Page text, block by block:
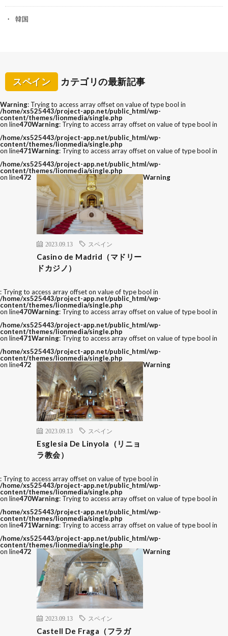
韓国
スペイン カテゴリの最新記事
Warning: Trying to access array offset on value of type bool in
/home/xs525443/project-app.net/public_html/wp-
content/themes/lionmedia/single.php
on line470Warning: Trying to access array offset on value of type bool in
/home/xs525443/project-app.net/public_html/wp-
content/themes/lionmedia/single.php
on line471Warning: Trying to access array offset on value of type bool in
/home/xs525443/project-app.net/public_html/wp-
content/themes/lionmedia/single.php
on line472
2023.09.13 スペイン
Casino de Madrid（マドリー
ドカジノ）
Warning
: Trying to access array offset on value of type bool in
/home/xs525443/project-app.net/public_html/wp-
content/themes/lionmedia/single.php
on line470Warning: Trying to access array offset on value of type bool in
/home/xs525443/project-app.net/public_html/wp-
content/themes/lionmedia/single.php
on line471Warning: Trying to access array offset on value of type bool in
/home/xs525443/project-app.net/public_html/wp-
content/themes/lionmedia/single.php
on line472
2023.09.13 スペイン
Esglesia De Linyola（リニョ
ラ教会）
Warning
: Trying to access array offset on value of type bool in
/home/xs525443/project-app.net/public_html/wp-
content/themes/lionmedia/single.php
on line470Warning: Trying to access array offset on value of type bool in
/home/xs525443/project-app.net/public_html/wp-
content/themes/lionmedia/single.php
on line471Warning: Trying to access array offset on value of type bool in
/home/xs525443/project-app.net/public_html/wp-
content/themes/lionmedia/single.php
on line472
2023.09.13 スペイン
Castell De Fraga（フラガ
Warning